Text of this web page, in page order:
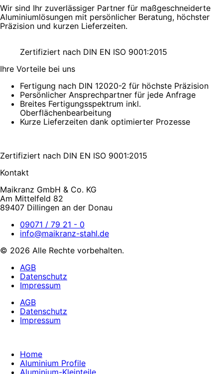
Wir sind Ihr zuverlässiger Partner für maßgeschneiderte
Aluminiumlösungen mit persönlicher Beratung, höchster
Präzision und kurzen Lieferzeiten.
Zertifiziert nach DIN EN ISO 9001:2015
Ihre Vorteile bei uns
Fertigung nach DIN 12020-2 für höchste Präzision
Persönlicher Ansprechpartner für jede Anfrage
Breites Fertigungsspektrum inkl.
Oberflächenbearbeitung
Kurze Lieferzeiten dank optimierter Prozesse
Zertifiziert nach DIN EN ISO 9001:2015
Kontakt
Maikranz GmbH & Co. KG
Am Mittelfeld 82
89407 Dillingen an der Donau
09071 / 79 21 - 0
info@maikranz-stahl.de
© 2026 Alle Rechte vorbehalten.
AGB
Datenschutz
Impressum
AGB
Datenschutz
Impressum
Home
Aluminium Profile